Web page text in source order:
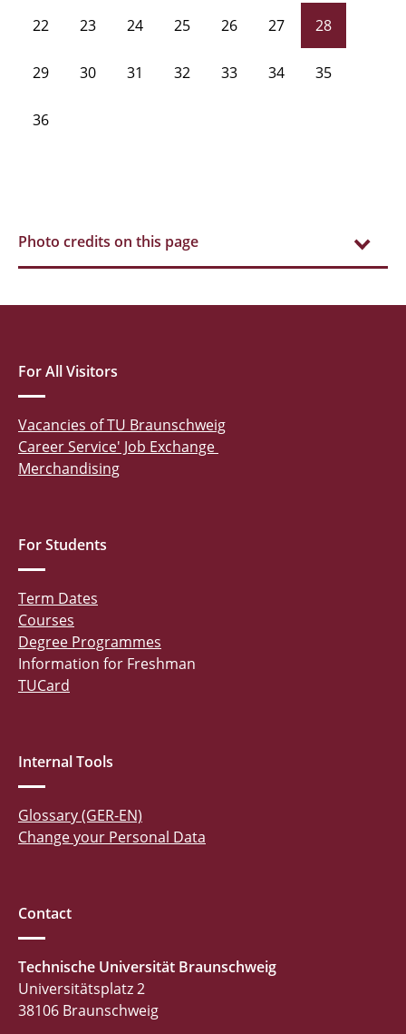
22 23 24 25 26 27 28
29 30 31 32 33 34 35
36
Photo credits on this page
For All Visitors
Vacancies of TU Braunschweig
Career Service' Job Exchange
Merchandising
For Students
Term Dates
Courses
Degree Programmes
Information for Freshman
TUCard
Internal Tools
Glossary (GER-EN)
Change your Personal Data
Contact
Technische Universität Braunschweig
Universitätsplatz 2
38106 Braunschweig